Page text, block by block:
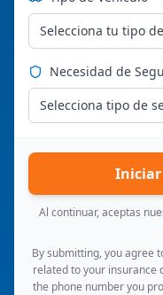
Selecciona tu tipo
Necesidad de
Selecciona tipo de
Iniciar
Al continuar, aceptas
By submitting, you agree
related to your insurance
the phone number you